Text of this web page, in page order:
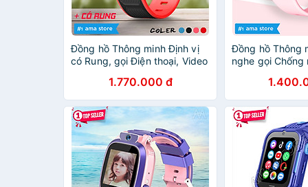
Đồng hồ Thông minh Định vị
có Rung, gọi Điện thoại, Video
AMA Watch D36 Tiếng Việt
dành cho Trẻ em, Học sinh
Hàng nhập khẩu
1.770.000 đ
Đồng hồ Thông
nghe gọi Chống
WIfi dàn cho
cấp 1 2 5 6 7 8
AMA Watch
khẩu